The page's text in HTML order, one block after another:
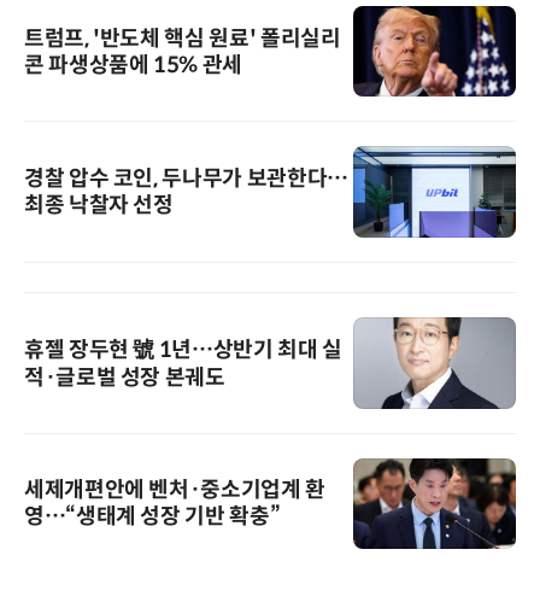
트럼프, '반도체 핵심 원료' 폴리실리
콘 파생상품에 15% 관세
경찰 압수 코인, 두나무가 보관한다…
최종 낙찰자 선정
휴젤 장두현 號 1년…상반기 최대 실
적·글로벌 성장 본궤도
세제개편안에 벤처·중소기업계 환
영…“생태계 성장 기반 확충”